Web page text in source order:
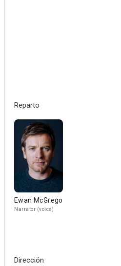
Reparto
Ewan McGregor
Narrator (voice)
Dirección